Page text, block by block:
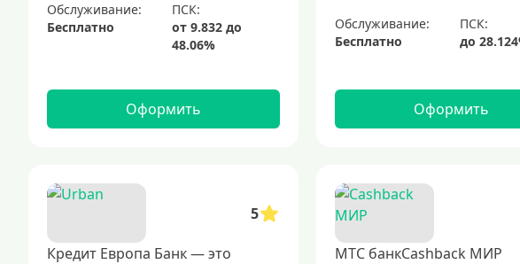
Обслуживание:
Бесплатно
Оформить
Обслуживание:
Бесплатно
Оформить
5
Кредит Европа Банк — это
МТС банкCashback МИР